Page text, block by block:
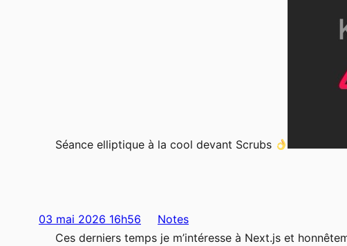
Séance elliptique à la cool devant Scrubs
03 mai 2026 16h56
Notes
Ces derniers temps je m’intéresse à Next.js et